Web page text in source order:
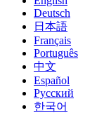
Colaboração
Colabore e itere
Baixe o Unity
Planos e preços
Implante
Multiplataforma
Treinamento imersivo
Treine em
Experiências do
Crie experiências
Setores
Manufatura
Ferramentas de
Versões de
Roteiro
Revisar recursos
Glossário
Eventos
Eventos globais e
Histórias da
Made with Unity
Mostrando
Treinamento
Aprimore sua
É iniciante no Unity?
Conceitos básicos
Inicie seu
Caminhos
Planos de sucesso
Alcance seus
Perguntas frequentes
Respostas para
Entre em contato
Conecte-se com
Deutsch
日本語
Français
Português
中文
Español
Русский
한국어